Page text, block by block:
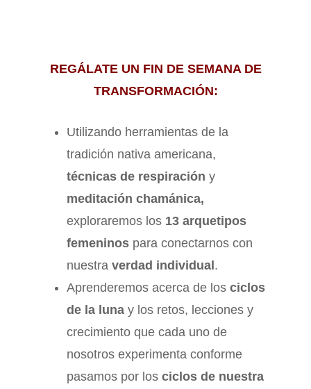
REGÁLATE UN FIN DE SEMANA DE
TRANSFORMACIÓN:
Utilizando herramientas de la
tradición nativa americana,
técnicas de respiración y
meditación chamánica,
exploraremos los 13 arquetipos
femeninos para conectarnos con
nuestraverdad individual .
Aprenderemos acerca de losciclos
de la luna y los retos, lecciones y
crecimiento que cada uno de
nosotros experimenta conforme
pasamos por losciclos de nuestra